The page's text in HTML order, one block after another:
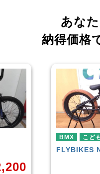
あなた
納得価格
¥10,000
BMX
HARO